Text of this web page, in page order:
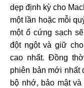
dẹp định kỳ cho
một lần hoặc mỗi
một ổ cứng sạch
đột ngột và giữ
cao nhất. Đồng
phiên bản mới nhất
bộ nhớ, bảo mật